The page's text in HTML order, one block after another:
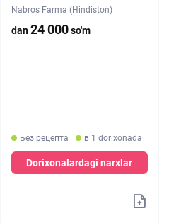
Nabros Farma (Hindiston)
dan24 000so'm
Без рецепта в 1 dorixonada
Dorixonalardagi narxlar